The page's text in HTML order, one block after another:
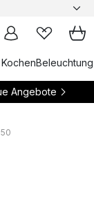
Beleuchtung
Angebote